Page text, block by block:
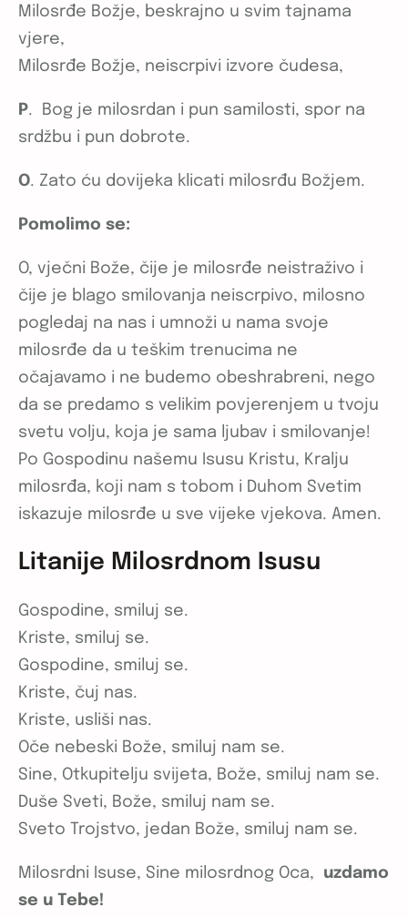
Milosrđe Božje, beskrajno u svim tajnama
vjere,
Milosrđe Božje, neiscrpivi izvore čudesa,
P. Bog je milosrdan i pun samilosti, spor na
srdžbu i pun dobrote.
O. Zato ću dovijeka klicati milosrđu Božjem.
Pomolimo se:
O, vječni Bože, čije je milosrđe neistraživo i
čije je blago smilovanja neiscrpivo, milosno
pogledaj na nas i umnoži u nama svoje
milosrđe da u teškim trenucima ne
očajavamo i ne budemo obeshrabreni, nego
da se predamo s velikim povjerenjem u tvoju
svetu volju, koja je sama ljubav i smilovanje!
Po Gospodinu našemu Isusu Kristu, Kralju
milosrđa, koji nam s tobom i Duhom Svetim
iskazuje milosrđe u sve vijeke vjekova. Amen.
Litanije Milosrdnom Isusu
Gospodine, smiluj se.
Kriste, smiluj se.
Gospodine, smiluj se.
Kriste, čuj nas.
Kriste, usliši nas.
Oče nebeski Bože, smiluj nam se.
Sine, Otkupitelju svijeta, Bože, smiluj nam se.
Duše Sveti, Bože, smiluj nam se.
Sveto Trojstvo, jedan Bože, smiluj nam se.
Milosrdni Isuse, Sine milosrdnog Oca, uzdamo
se u Tebe!